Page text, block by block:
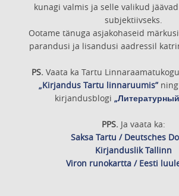
kunagi valmis ja selle valikud
subjektiivseks.
Ootame tänuga asjakohaseid
parandusi ja lisandusi aadressil
PS. Vaata ka Tartu
„Kirjandus Tartu linnaruumis”ning
kirjandusblogi
PPS. Ja vaata ka:
Saksa Tartu / Deutsches
Kirjanduslik Tallinn
Viron runokartta / Eesti